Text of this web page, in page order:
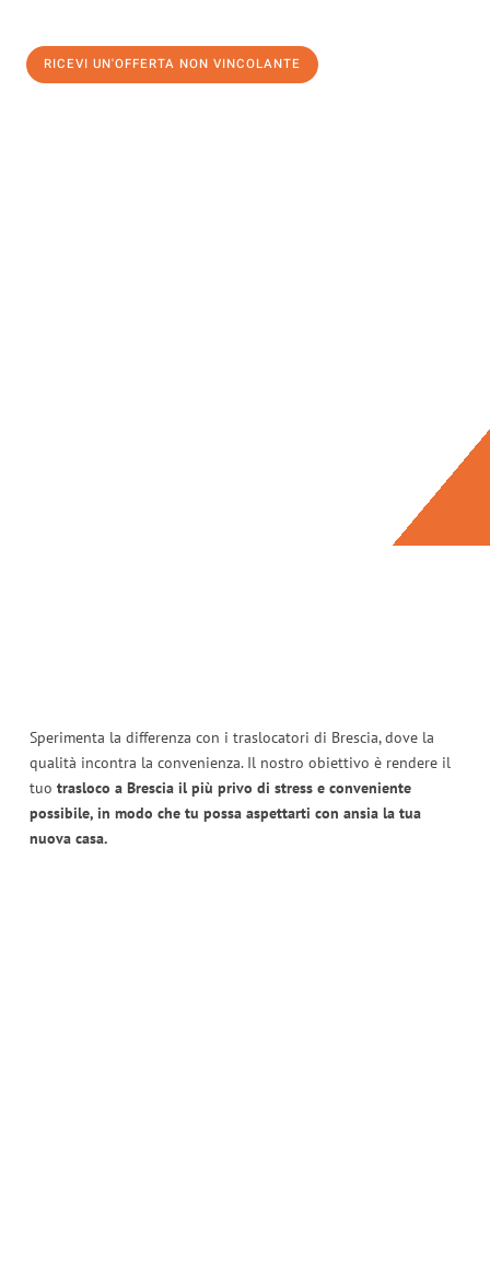
RICEVI UN'OFFERTA NON VINCOLANTE
Sperimenta la differenza con i traslocatori di Brescia, dove la
qualità incontra la convenienza. Il nostro obiettivo è rendere il
tuo trasloco a Brescia il più privo di stress e conveniente
possibile, in modo che tu possa aspettarti con ansia la tua
nuova casa.